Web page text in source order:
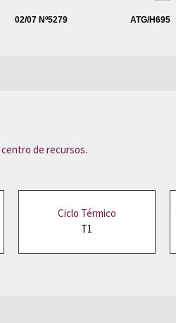
02/07 Nº5279 ATG/H695
centro de recursos.
Ciclo Térmico
T1